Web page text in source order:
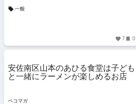
一般
7 0
安佐南区山本のあひる食堂は子ども
と一緒にラーメンが楽しめるお店
ペコマガ